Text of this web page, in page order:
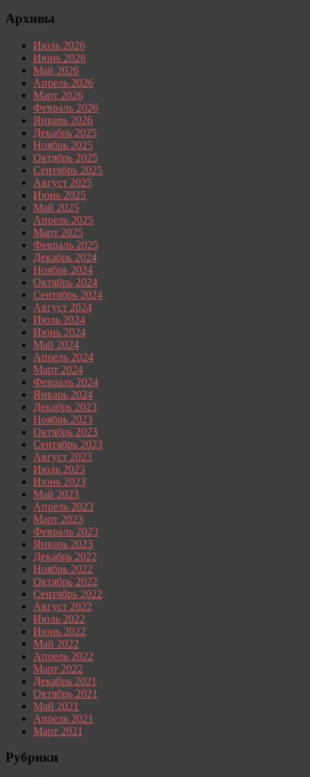
Архивы
Июль 2026
Июнь 2026
Май 2026
Апрель 2026
Март 2026
Февраль 2026
Январь 2026
Декабрь 2025
Ноябрь 2025
Октябрь 2025
Сентябрь 2025
Август 2025
Июнь 2025
Май 2025
Апрель 2025
Март 2025
Февраль 2025
Декабрь 2024
Ноябрь 2024
Октябрь 2024
Сентябрь 2024
Август 2024
Июль 2024
Июнь 2024
Май 2024
Апрель 2024
Март 2024
Февраль 2024
Январь 2024
Декабрь 2023
Ноябрь 2023
Октябрь 2023
Сентябрь 2023
Август 2023
Июль 2023
Июнь 2023
Май 2023
Апрель 2023
Март 2023
Февраль 2023
Январь 2023
Декабрь 2022
Ноябрь 2022
Октябрь 2022
Сентябрь 2022
Август 2022
Июль 2022
Июнь 2022
Май 2022
Апрель 2022
Март 2022
Декабрь 2021
Октябрь 2021
Май 2021
Апрель 2021
Март 2021
Рубрики